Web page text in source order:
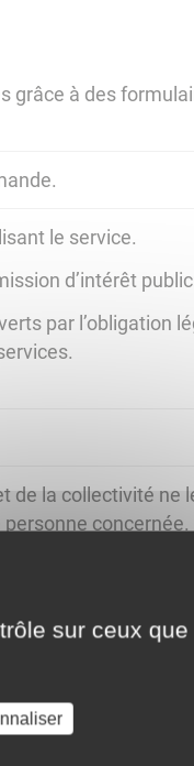
à des
le service.
d’intérêt
par l’obligation
de la collectivité ne
concernée.
sur ceux que